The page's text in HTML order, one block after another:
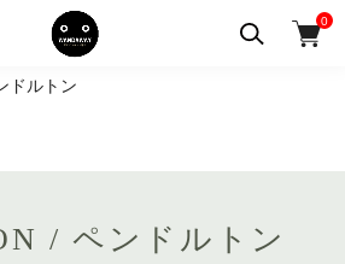
0
ドルトン
/ ペンドルトン